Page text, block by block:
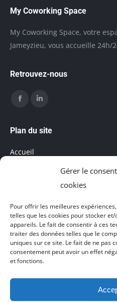
Gérer le
cookies
Pour offrir les meilleures
telles que les cookies pour stocker
appareils. Le fait de consentir à ces
traiter des données telles que le
uniques sur ce site. Le fait de ne pas
consentement peut avoir un effet
et fonctions.
My Coworking Space
My Coworking Space, votre
Jameyzieu, vous accueille 24h/
Retrouvez-nous
Trouvez nous sur :
page
Plan du site
Accueil
Mentions légales
Politique de cookies (UE)
Agence de communication